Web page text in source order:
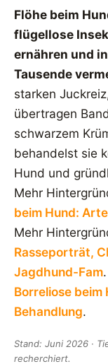
Flöhe beim
flügellose
ernähren und
Tausende
starken
übertragen
schwarzem
behandelst sie
Hund und
Mehr
beim Hund:
Mehr
Rasseporträt,
Jagdhund-Fam
Borreliose beim
Behandlung.
Stand: Juni 2026 ·
recherchiert.